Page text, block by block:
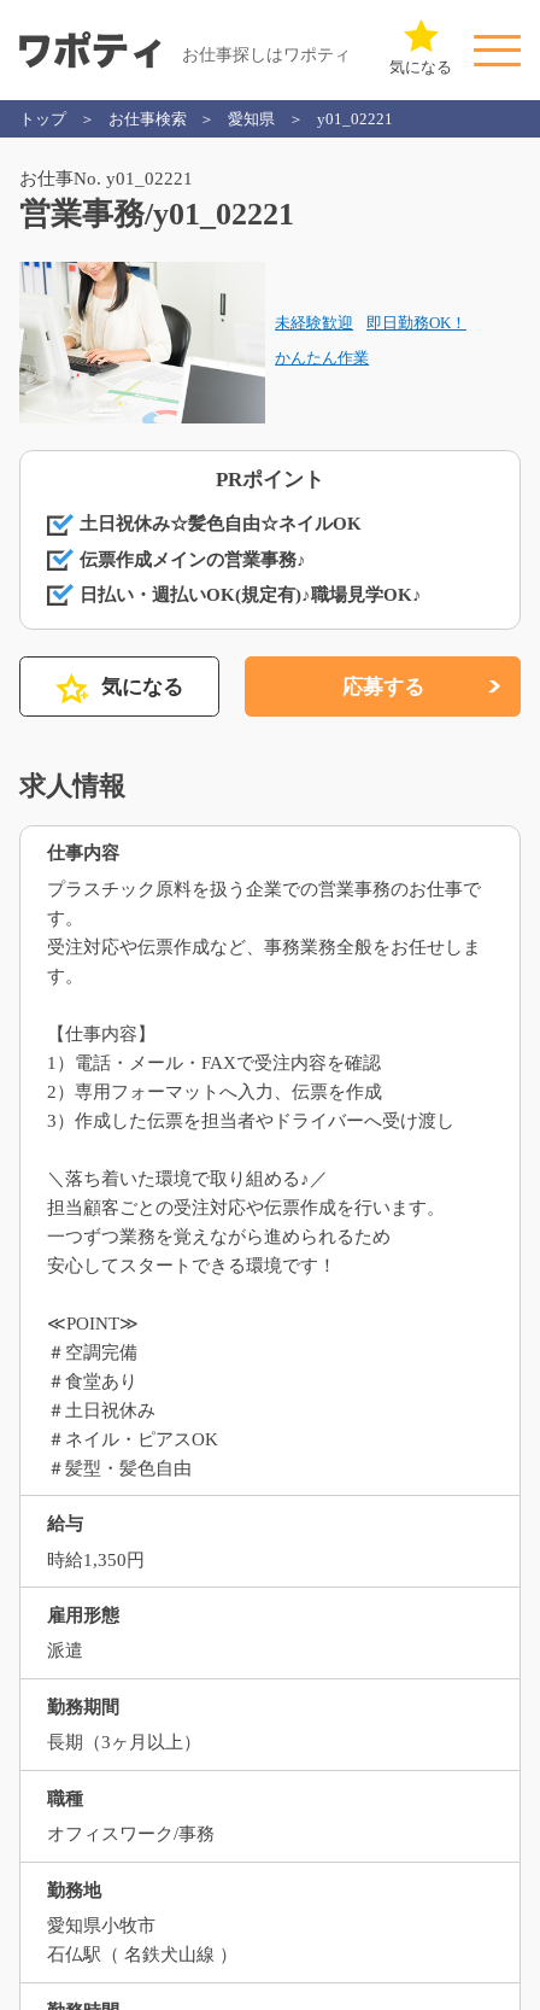
お仕事探しはワポティ
気になる
トップ お仕事検索 愛知県 y01_02221
お仕事No. y01_02221
営業事務/y01_02221
未経験歓迎 即日勤務OK！
かんたん作業
PRポイント
土日祝休み☆髪色自由☆ネイルOK
伝票作成メインの営業事務♪
日払い・週払いOK(規定有)♪職場見学OK♪
気になる 応募する
求人情報
仕事内容
プラスチック原料を扱う企業での営業事務のお仕事で
す。
受注対応や伝票作成など、事務業務全般をお任せしま
す。
【仕事内容】
1）電話・メール・FAXで受注内容を確認
2）専用フォーマットへ入力、伝票を作成
3）作成した伝票を担当者やドライバーへ受け渡し
＼落ち着いた環境で取り組める♪／
担当顧客ごとの受注対応や伝票作成を行います。
一つずつ業務を覚えながら進められるため
安心してスタートできる環境です！
≪POINT≫
＃空調完備
＃食堂あり
＃土日祝休み
＃ネイル・ピアスOK
＃髪型・髪色自由
給与
時給1,350円
雇用形態
派遣
勤務期間
長期（3ヶ月以上）
職種
オフィスワーク/事務
勤務地
愛知県小牧市
石仏駅（ 名鉄犬山線 ）